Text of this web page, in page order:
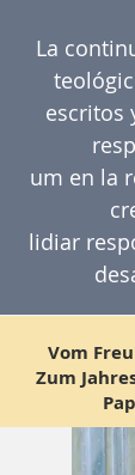
La
escritos
um en la
lidiar
Vom
Zum